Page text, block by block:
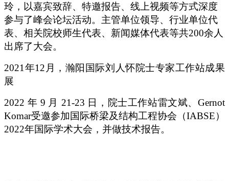
玲，以嘉宾致辞、特邀报告、线上视频等方式深度
参与了峰会论坛活动。主管单位领导、行业单位代
表、相关院校师生代表、新闻媒体代表等共200余人
出席了大会。
2021 年12月，瀚阳国际刘人怀院士专家工作站成果
展
2022 年 9 月 21-23 日，院士工作站雷文斌、Gernot
Komar受邀参加国际桥梁及结构工程协会（IABSE）
2022年国际学术大会，并做技术报告。